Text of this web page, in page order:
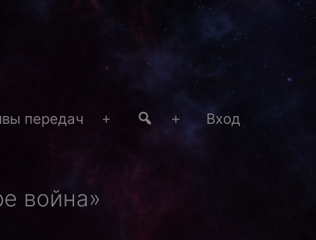
передач
Открыть
Открыть
Вход
война»